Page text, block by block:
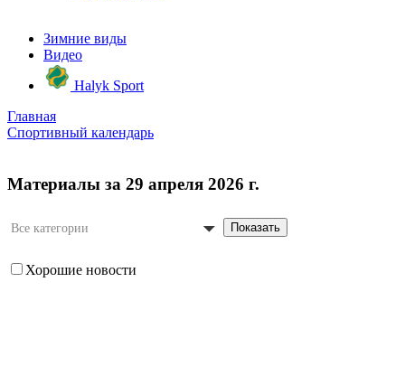
Зимние виды
Видео
Halyk Sport
Главная
Спортивный календарь
Материалы за 29 апреля 2026 г.
Все категории Показать
Хорошие новости